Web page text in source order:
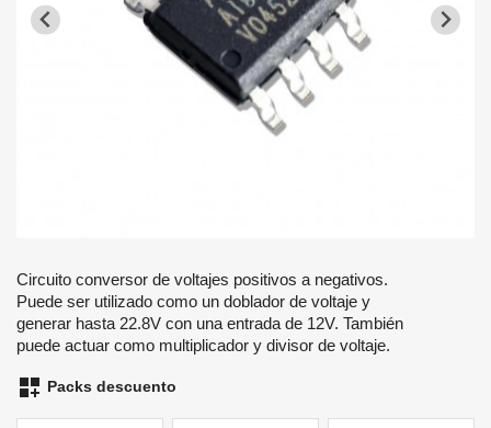
Circuito conversor de voltajes positivos a negativos.
Puede ser utilizado como un doblador de voltaje y
generar hasta 22.8V con una entrada de 12V. También
puede actuar como multiplicador y divisor de voltaje.
dashboard_customize Packs descuento